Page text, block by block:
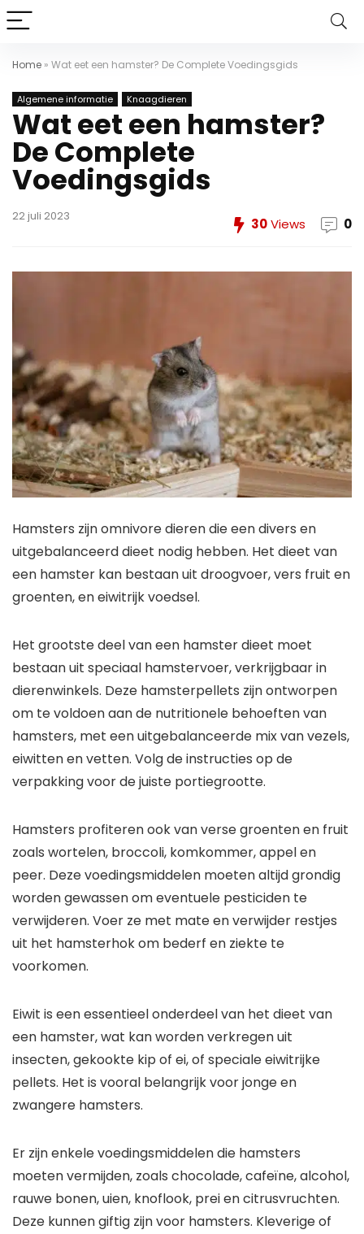
Home » Wat eet een hamster? De Complete Voedingsgids
Algemene informatie Knaagdieren
Wat eet een hamster?
De Complete
Voedingsgids
22 juli 2023 30Views 0
Hamsters zijn omnivore dieren die een divers en
uitgebalanceerd dieet nodig hebben. Het dieet van
een hamster kan bestaan uit droogvoer, vers fruit en
groenten, en eiwitrijk voedsel.
Het grootste deel van een hamster dieet moet
bestaan uit speciaal hamstervoer, verkrijgbaar in
dierenwinkels. Deze hamsterpellets zijn ontworpen
om te voldoen aan de nutritionele behoeften van
hamsters, met een uitgebalanceerde mix van vezels,
eiwitten en vetten. Volg de instructies op de
verpakking voor de juiste portiegrootte.
Hamsters profiteren ook van verse groenten en fruit
zoals wortelen, broccoli, komkommer, appel en
peer. Deze voedingsmiddelen moeten altijd grondig
worden gewassen om eventuele pesticiden te
verwijderen. Voer ze met mate en verwijder restjes
uit het hamsterhok om bederf en ziekte te
voorkomen.
Eiwit is een essentieel onderdeel van het dieet van
een hamster, wat kan worden verkregen uit
insecten, gekookte kip of ei, of speciale eiwitrijke
pellets. Het is vooral belangrijk voor jonge en
zwangere hamsters.
Er zijn enkele voedingsmiddelen die hamsters
moeten vermijden, zoals chocolade, cafeïne, alcohol,
rauwe bonen, uien, knoflook, prei en citrusvruchten.
Deze kunnen giftig zijn voor hamsters. Kleverige of